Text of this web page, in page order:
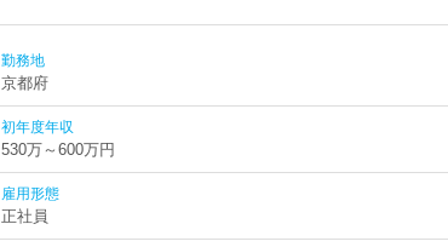
勤務地
京都府
初年度年収
530万～600万円
雇用形態
正社員